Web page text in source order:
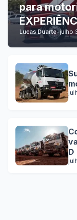
para
Lucas Duarte-julho
D